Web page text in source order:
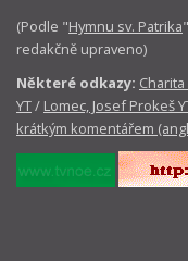
(Podle "Hymnu sv. Patrika
redakčně upraveno)
Některé odkazy: Charita
YT/ Lomec, Josef Prokeš
krátkým komentářem